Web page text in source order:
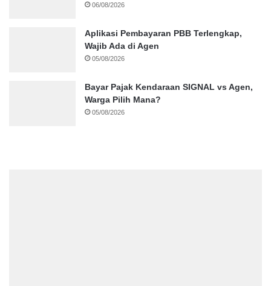
06/08/2026
Aplikasi Pembayaran PBB Terlengkap,
Wajib Ada di Agen
05/08/2026
Bayar Pajak Kendaraan SIGNAL vs Agen,
Warga Pilih Mana?
05/08/2026